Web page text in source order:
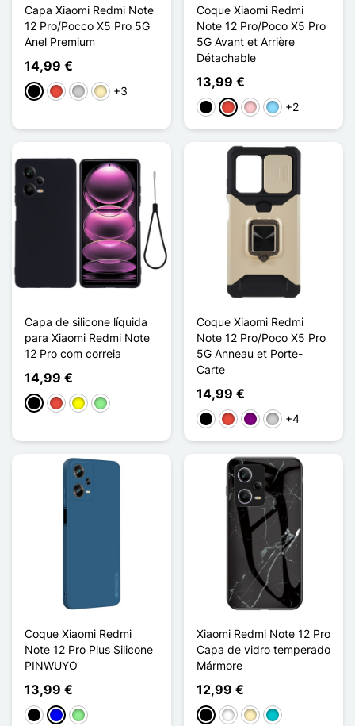
Capa Xiaomi Redmi Note
12 Pro/Pocco X5 Pro 5G
Anel Premium
14,99 €
PretoVermelho
PrataOuro+3
Coque Xiaomi Redmi
Note 12 Pro/Poco X5 Pro
5G Avant et Arrière
Détachable
13,99 €
PretoVermelho
RosaAzul Claro
+2
Capa de silicone líquida
para Xiaomi Redmi Note
12 Pro com correia
14,99 €
PretoVermelho
AmareloVerde claro
Coque Xiaomi Redmi
Note 12 Pro/Poco X5 Pro
5G Anneau et Porte-
Carte
14,99 €
PretoVermelho
Púrpura
Prata+4
Coque Xiaomi Redmi
Note 12 Pro Plus Silicone
PINWUYO
13,99 €
PretoAzulVerde claro
Xiaomi Redmi Note 12 Pro
Capa de vidro temperado
Mármore
12,99 €
PretoBrancoOuroTurquesa